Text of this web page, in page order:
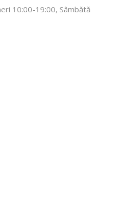
10:00-19:00, Sâmbătă